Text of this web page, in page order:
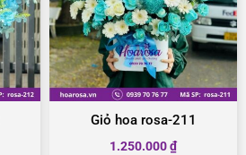
Giỏ hoa rosa-211
1.250.000₫